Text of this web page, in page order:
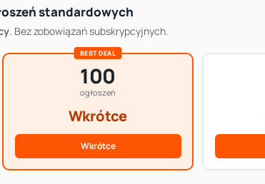
standardowych
. Bez zobowiązań subskrypcyjnych.
100
ogłoszeń
Wkrótce
Wkrótce